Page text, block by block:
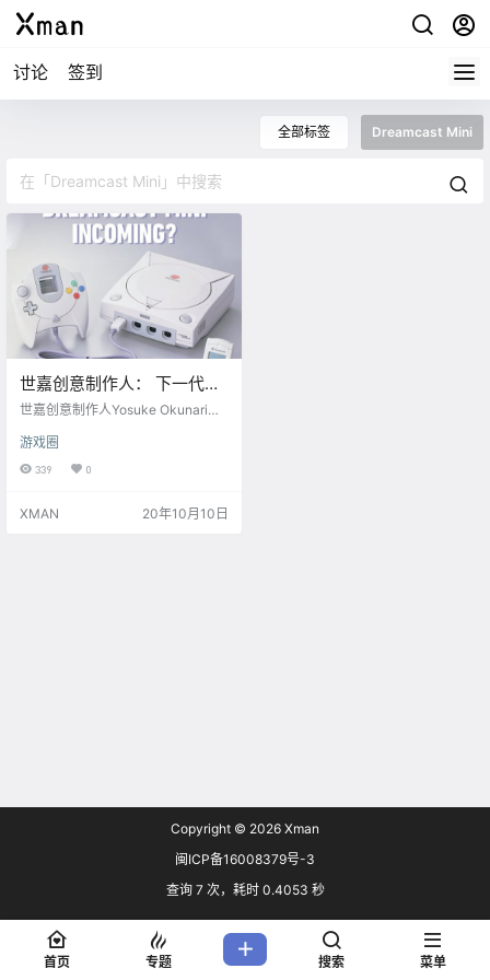
讨论 签到
全部标签 Dreamcast Mini
世嘉创意制作人： 下一代掌
机可能是Dreamcast Mini？
世嘉创意制作人Yosuke Okunari表
mcast Mini。 Okunari在接受《Fa
mitsu》杂志的采访时谈到了微型游
型版本。 Okunari解释说：“我认为
游戏圈
339 0
XMAN 20年10月10日
Copyright © 2026 Xman
闽ICP备16008379号-3
查询 7 次，耗时 0.4053 秒
首页 专题 搜索 菜单